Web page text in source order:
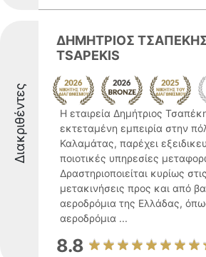
Διακριθέντες
ΔΗΜΗΤΡΙΟΣ ΤΣΑΠΕΚΗΣ
TSAPEKIS
Η εταιρεία Δημήτριος
εκτεταμένη εμπειρία στην
Καλαμάτας, παρέχει
ποιοτικές υπηρεσίες
Δραστηριοποιείται κυρίως στις
μετακινήσεις προς και από
αεροδρόμια της Ελλάδας,
αεροδρόμια ...
8.8